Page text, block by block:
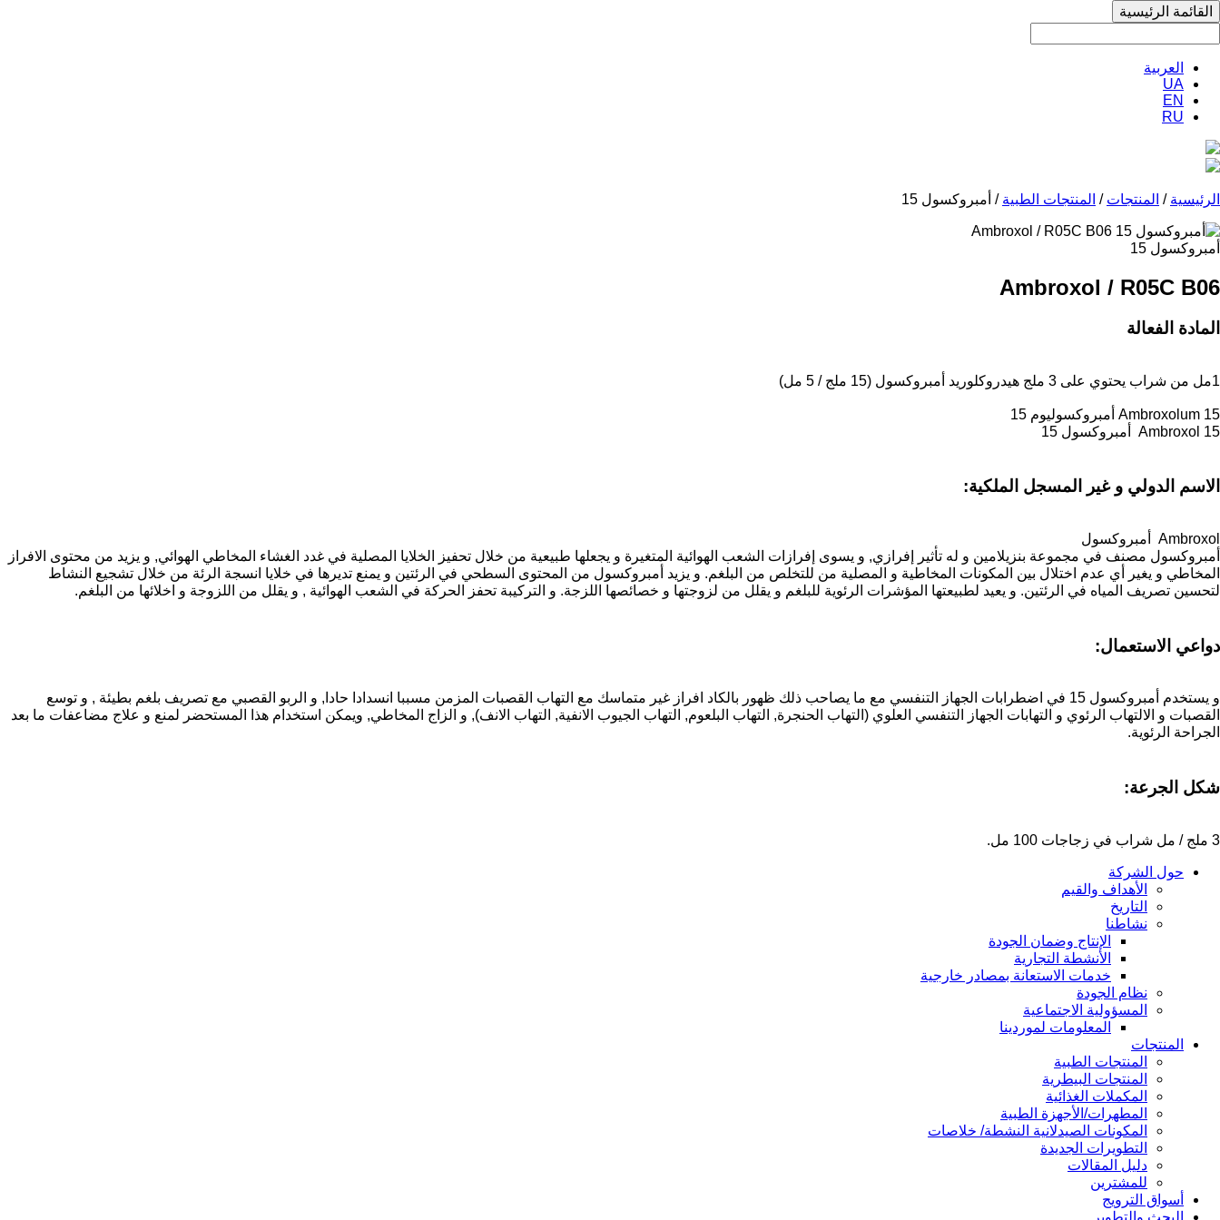
القائمة الرئيسية
العربية
UA
EN
RU
الرئيسية / المنتجات / المنتجات الطبية / أمبروكسول 15
أمبروكسول 15
Ambroxol / R05С В06
المادة الفعالة
1مل من شراب يحتوي على 3 ملج هيدروكلوريد أمبروكسول (15 ملج / 5 مل)
Ambroxolum 15 أمبروكسوليوم 15
Ambroxol 15 أمبروكسول 15
الاسم الدولي و غير المسجل الملكية:
Ambroxol أمبروكسول
أمبروكسول مصنف في مجموعة بنزيلامين و له تأثير إفرازي, و يسوى إفرازات الشعب الهوائية المتغيرة و يجعلها طبيعية من خلال تحفيز الخلايا المصلية في غدد الغشاء المخاطي الهوائي, و يزيد من محتوى الافراز
المخاطي و يغير أي عدم اختلال بين المكونات المخاطية و المصلية من للتخلص من البلغم. و يزيد أمبروكسول من المحتوى السطحي في الرئتين و يمنع تديرها في خلايا انسجة الرئة من خلال تشجيع النشاط
لتحسين تصريف المياه في الرئتين. و يعيد لطبيعتها المؤشرات الرئوية للبلغم و يقلل من لزوجتها و خصائصها اللزجة. و التركيبة تحفز الحركة في الشعب الهوائية , و يقلل من اللزوجة و اخلائها من البلغم.
دواعي الاستعمال:
و يستخدم أمبروكسول 15 في اضطرابات الجهاز التنفسي مع ما يصاحب ذلك ظهور بالكاد افراز غير متماسك مع التهاب القصبات المزمن مسببا انسدادا حادا, و الربو القصبي مع تصريف بلغم بطيئة , و توسع
القصبات و الالتهاب الرئوي و التهابات الجهاز التنفسي العلوي (التهاب الحنجرة, التهاب البلعوم, التهاب الجيوب الانفية, التهاب الانف), و الزاج المخاطي, ويمكن استخدام هذا المستحضر لمنع و علاج مضاعفات ما بعد
الجراحة الرئوية.
شكل الجرعة:
3 ملج / مل شراب في زجاجات 100 مل.
حول الشركة
الأهداف والقيم
التاريخ
نشاطنا
الإنتاج وضمان الجودة
الأنشطة التجارية
خدمات الاستعانة بمصادر خارجية
نظام الجودة
المسؤولية الاجتماعية
المعلومات لموردينا
المنتجات
المنتجات الطبية
المنتجات البيطرية
المكملات الغذائية
المطهرات/الأجهزة الطبية
المكونات الصيدلانية النشطة/ خلاصات
التطويرات الجديدة
دليل المقالات
للمشترين
أسواق الترويج
البحث والتطوير